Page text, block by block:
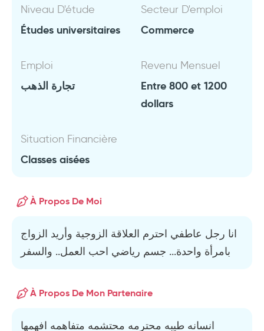
Niveau D'étude
Études universitaires
Secteur D'emploi
Commerce
Emploi
تجارة الذهب
Revenu Mensuel
Entre 800 et 1200
dollars
Situation Financière
Classes aisées
À Propos De Moi
انا رجل عاطفي احترم العلاقة الزوجية وأريد الزواج
بامرأة واحدة... جسم رياضي احب العمل.. والسفر
À Propos De Mon Partenaire
انسانه طيبه محترمه محتشمه متفاهمه افهمها